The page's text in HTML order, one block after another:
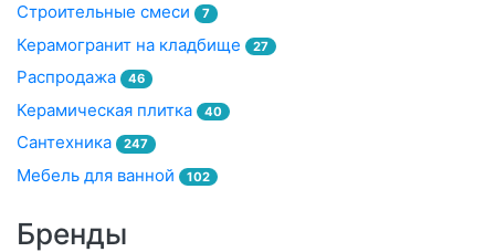
Строительные смеси 7
Керамогранит на кладбище 27
Распродажа 46
Керамическая плитка 40
Сантехника 247
Мебель для ванной 102
Бренды